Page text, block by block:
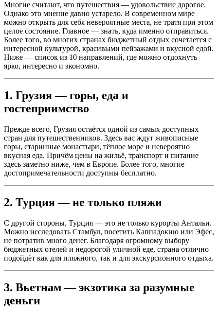
Многие считают, что путешествия — удовольствие дорогое.
Однако это мнение давно устарело. В современном мире
можно открыть для себя невероятные места, не тратя при этом
целое состояние. Главное — знать, куда именно отправиться.
Более того, во многих странах бюджетный отдых сочетается с
интересной культурой, красивыми пейзажами и вкусной едой.
Ниже — список из 10 направлений, где можно отдохнуть
ярко, интересно и экономно.
1. Грузия — горы, еда и
гостеприимство
Прежде всего, Грузия остаётся одной из самых доступных
стран для путешественников. Здесь вас ждут живописные
горы, старинные монастыри, тёплое море и невероятно
вкусная еда. Причём цены на жильё, транспорт и питание
здесь заметно ниже, чем в Европе. Более того, многие
достопримечательности доступны бесплатно.
2. Турция — не только пляжи
С другой стороны, Турция — это не только курорты Антальи.
Можно исследовать Стамбул, посетить Каппадокию или Эфес,
не потратив много денег. Благодаря огромному выбору
бюджетных отелей и недорогой уличной еде, страна отлично
подойдёт как для пляжного, так и для экскурсионного отдыха.
3. Вьетнам — экзотика за разумные
деньги